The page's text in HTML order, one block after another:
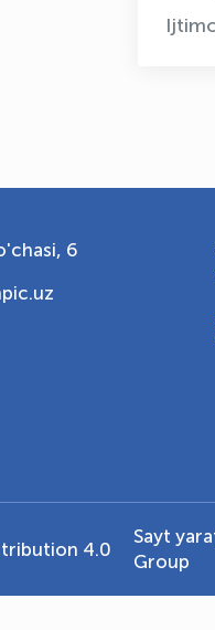
6
4.0
Sayt
Group